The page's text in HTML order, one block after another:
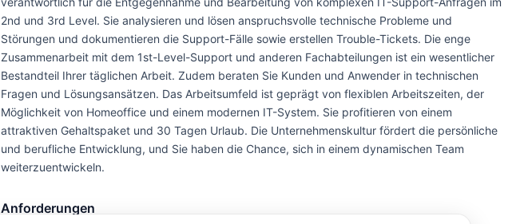
2nd und 3rd Level. Sie analysieren und lösen anspruchsvolle technische Probleme und
Störungen und dokumentieren die Support-Fälle sowie erstellen Trouble-Tickets. Die enge
Zusammenarbeit mit dem 1st-Level-Support und anderen Fachabteilungen ist ein wesentlicher
Bestandteil Ihrer täglichen Arbeit. Zudem beraten Sie Kunden und Anwender in technischen
Fragen und Lösungsansätzen. Das Arbeitsumfeld ist geprägt von flexiblen Arbeitszeiten, der
Möglichkeit von Homeoffice und einem modernen IT-System. Sie profitieren von einem
attraktiven Gehaltspaket und 30 Tagen Urlaub. Die Unternehmenskultur fördert die persönliche
und berufliche Entwicklung, und Sie haben die Chance, sich in einem dynamischen Team
weiterzuentwickeln.
Anforderungen